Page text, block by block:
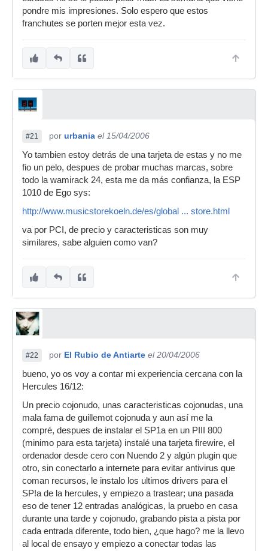
pondre mis impresiones. Solo espero que estos
franchutes se porten mejor esta vez.
#21 por urbania el 15/04/2006
Yo tambien estoy detrás de una tarjeta de estas y no me
fio un pelo, despues de probar muchas marcas, sobre
todo la wamirack 24, esta me da más confianza, la ESP
1010 de Ego sys:
http://www.musicstorekoeln.de/es/global ... store.html
va por PCI, de precio y caracteristicas son muy
similares, sabe alguien como van?
#22 por El Rubio de Antiarte el 20/04/2006
bueno, yo os voy a contar mi experiencia cercana con la
Hercules 16/12:
Un precio cojonudo, unas caracteristicas cojonudas, una
mala fama de guillemot cojonuda y aun así me la
compré, despues de instalar el SP1a en un PIII 800
(minimo para esta tarjeta) instalé una tarjeta firewire, el
ordenador desde cero con Nuendo 2 y algún plugin que
otro, sin conectarlo a internete para evitar antivirus que
coman recursos, le instalo los ultimos drivers para el
SP!a de la hercules, y empiezo a trastear; una pasada
eso de tener 12 entradas analógicas, la pruebo en casa
durante una tarde y cojonudo, grabando pista a pista por
cada entrada diferente, todo bien, ¿que hago? me la llevo
al local de ensayo y empiezo a conectar todas las